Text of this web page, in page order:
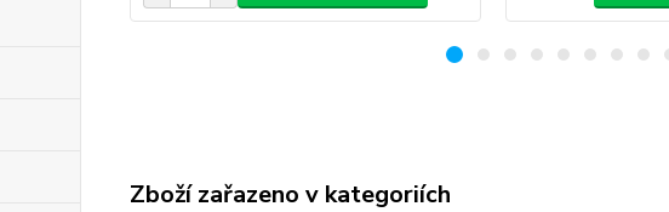
Zboží zařazeno v kategoriích